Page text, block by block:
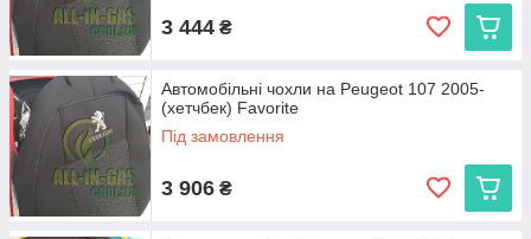
3 444 ₴
Автомобільні чохли на Peugeot 107 2005-
(хетчбек) Favorite
Під замовлення
3 906 ₴